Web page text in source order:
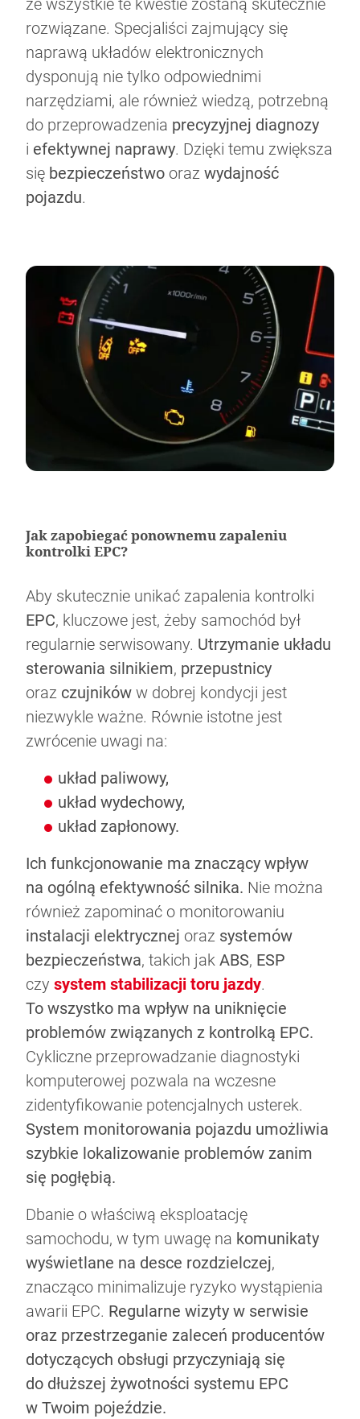
rozwiązane. Specjaliści zajmujący się
naprawą układów elektronicznych
dysponują nie tylko odpowiednimi
narzędziami, ale również wiedzą, potrzebną
do przeprowadzenia precyzyjnej diagnozy
i efektywnej naprawy. Dzięki temu zwiększa
się bezpieczeństwo oraz wydajność
pojazdu.
Jak zapobiegać ponownemu zapaleniu
kontrolki EPC?
Aby skutecznie unikać zapalenia kontrolki
EPC, kluczowe jest, żeby samochód był
regularnie serwisowany. Utrzymanie układu
sterowania silnikiem, przepustnicy
oraz czujników w dobrej kondycji jest
niezwykle ważne. Równie istotne jest
zwrócenie uwagi na:
układ paliwowy,
układ wydechowy,
układ zapłonowy.
Ich funkcjonowanie ma znaczący wpływ
na ogólną efektywność silnika. Nie można
również zapominać o monitorowaniu
instalacji elektrycznej oraz systemów
bezpieczeństwa, takich jak ABS, ESP
czy system stabilizacji toru jazdy.
To wszystko ma wpływ na uniknięcie
problemów związanych z kontrolką EPC.
Cykliczne przeprowadzanie diagnostyki
komputerowej pozwala na wczesne
zidentyfikowanie potencjalnych usterek.
System monitorowania pojazdu umożliwia
szybkie lokalizowanie problemów zanim
się pogłębią.
Dbanie o właściwą eksploatację
samochodu, w tym uwagę na komunikaty
wyświetlane na desce rozdzielczej,
znacząco minimalizuje ryzyko wystąpienia
awarii EPC. Regularne wizyty w serwisie
oraz przestrzeganie zaleceń producentów
dotyczących obsługi przyczyniają się
do dłuższej żywotności systemu EPC
w Twoim pojeździe.